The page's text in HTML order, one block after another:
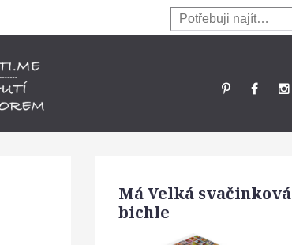
Má Velká svačinková
bichle